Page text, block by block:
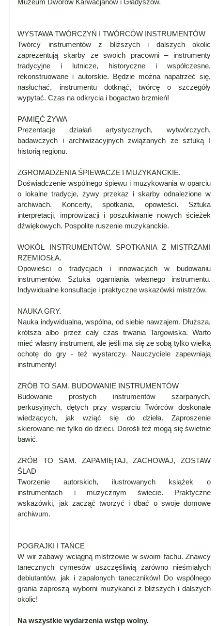
WYSTAWA TWÓRCZYŃ I TWÓRCÓW INSTRUMENTÓW
Twórcy instrumentów z bliższych i dalszych okolic
zaprezentują skarby ze swoich pracowni – instrumenty
tradycyjne i lutnicze, historyczne i współczesne,
rekonstruowane i autorskie. Będzie można napatrzeć się,
nasłuchać, instrumentu dotknąć, twórcę o szczegóły
wypytać. Czas na odkrycia i bogactwo brzmień!
PAMIĘĆ ŻYWA
Prezentacje działań artystycznych, wytwórczych,
badawczych i archiwizacyjnych związanych ze sztuką I
historią regionu.
ZGROMADZENIA ŚPIEWACZE I MUZYKANCKIE.
Doświadczenie wspólnego śpiewu i muzykowania w oparciu
o lokalne tradycje, żywy przekaz i skarby odnalezione w
archiwach. Koncerty, spotkania, opowieści. Sztuka
interpretacji, improwizacji i poszukiwanie nowych ścieżek
dźwiękowych. Pospolite ruszenie muzykanckie.
WOKÓŁ INSTRUMENTÓW. SPOTKANIA Z MISTRZAMI
RZEMIOSŁA.
Opowieści o tradycjach i innowacjach w budowaniu
instrumentów. Sztuka ogarniania własnego instrumentu.
Indywidualne konsultacje i praktyczne wskazówki mistrzów.
NAUKA GRY.
Nauka indywidualna, wspólna, od siebie nawzajem. Dłuższa,
krótsza albo przez cały czas trwania Targowiska. Warto
mieć własny instrument, ale jeśli ma się ze sobą tylko wielką
ochotę do gry - też wystarczy. Nauczyciele zapewniają
instrumenty!
ZRÓB TO SAM. BUDOWANIE INSTRUMENTÓW
Budowanie prostych instrumentów szarpanych,
perkusyjnych, dętych przy wsparciu Twórców doskonale
wiedzących, jak wziąć się do dzieła. Zaproszenie
skierowane nie tylko do dzieci. Dorośli też mogą się świetnie
bawić.
ZRÓB TO SAM. ZAPAMIĘTAJ, ZACHOWAJ, ZOSTAW
ŚLAD
Tworzenie autorskich, ilustrowanych książek o
instrumentach i muzycznym świecie. Praktyczne
wskazówki, jak zacząć tworzyć i dbać o swoje domowe
archiwum.
POGRAJKI I TAŃCE
W wir zabawy wciągną mistrzowie w swoim fachu. Znawcy
tanecznych cymesów uszczęśliwią zarówno nieśmiałych
debiutantów, jak i zapalonych taneczników! Do wspólnego
grania zaproszą wyborni muzykanci z bliższych i dalszych
okolic!
Na wszystkie wydarzenia wstęp wolny.